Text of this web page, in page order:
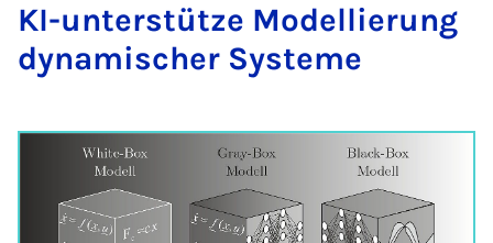
KI-un­ter­stüt­ze Mo­del­lie­rung
dy­na­mi­scher Sys­te­me